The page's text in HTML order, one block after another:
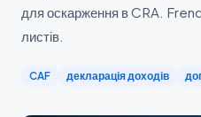
для оскарження в CRA.
листів.
CAF декларація доходів